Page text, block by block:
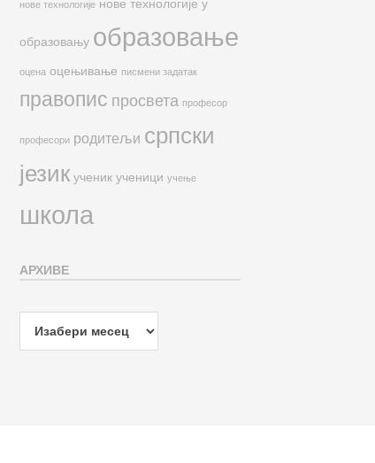
нове технологије нове технологије у
образовању образовање
оцена оцењивање писмени задатак
правопис просвета професор
професори родитељи српски
језик ученик ученици учење
школа
АРХИВЕ